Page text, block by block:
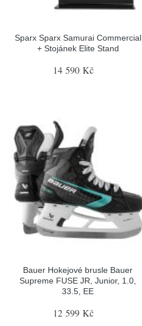
Sparx Sparx Samurai Commercial
+ Stojánek Elite Stand
14 590 Kč
Bauer Hokejové brusle Bauer
Supreme FUSE JR, Junior, 1.0,
33.5, EE
12 599 Kč